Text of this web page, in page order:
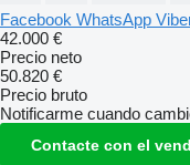
Facebook WhatsApp
42.000 €
Precio neto
50.820 €
Precio bruto
Notificarme cuando
Contacte con el